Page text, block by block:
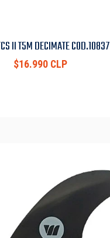
II T5M DECIMATE COD.10837
$16.990 CLP